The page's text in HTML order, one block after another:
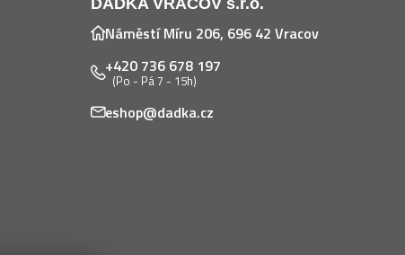
Náměstí Míru 206, 696 42 Vracov
+420 736 678 197
(Po - Pá 7 - 15h)
eshop@dadka.cz